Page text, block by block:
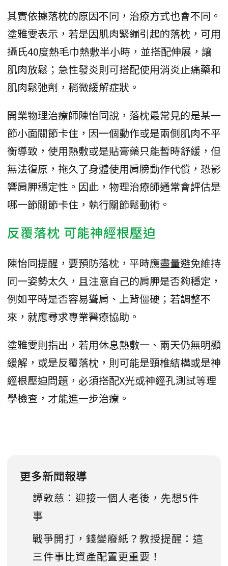
其實依據落枕的原因不同，治療方式也會不同。
塗雅雯表示，若是因肌肉緊繃引起的落枕，可用
攝氏40度熱毛巾熱敷半小時，並搭配伸展，讓
肌肉放鬆；急性發炎則可搭配使用消炎止痛藥和
肌肉鬆弛劑，稍微緩解症狀。
開業物理治療師陳怡同說，落枕最常見的是某一
節小面關節卡住，因一個動作或是兩側肌肉不平
衡導致，使用熱敷或是貼膏藥只能暫時舒緩，但
無法復原，拖久了身體使用肩膀動作代償，恐影
響肩胛穩定性。因此，物理治療師通常會評估是
哪一節關節卡住，執行關節鬆動術。
反覆落枕 可能神經根壓迫
陳怡同提醒，要預防落枕，平時應盡量避免維持
同一姿勢太久，且注意自己的肩胛是否夠穩定，
例如平時是否容易聳肩、上背僵硬；若調整不
來，就應尋求專業醫療協助。
塗雅雯則指出，若用休息熱敷一、兩天仍無明顯
緩解，或是反覆落枕，則可能是頸椎結構或是神
經根壓迫問題，必須搭配X光或神經孔測試等理
學檢查，才能進一步治療。
更多新聞報導
譚敦慈：迎接一個人老後，先想5件
事
戰爭開打，錢變廢紙？教授提醒：這
三件事比資產配置更重要！